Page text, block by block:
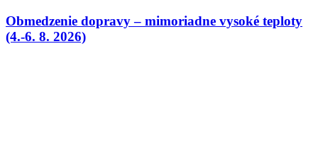
Obmedzenie dopravy – mimoriadne vysoké teploty
(4.-6. 8. 2026)